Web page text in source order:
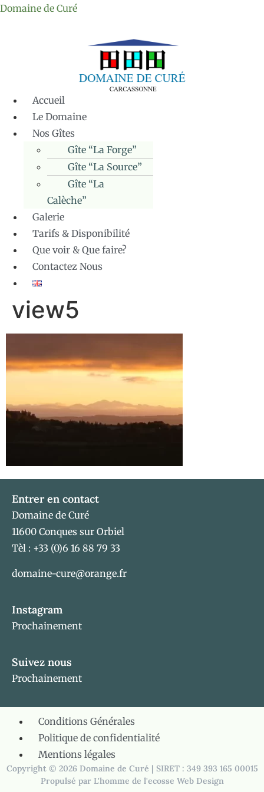
Domaine de Curé
Accueil
Le Domaine
Nos Gîtes
Gîte “La Forge”
Gîte “La Source”
Gîte “La
Calèche”
Galerie
Tarifs & Disponibilité
Que voir & Que faire?
Contactez Nous
view5
Entrer en contact
Domaine de Curé
11600 Conques sur Orbiel
Tèl : +33 (0)6 16 88 79 33
domaine-cure@orange.fr
Instagram
Prochainement
Suivez nous
Prochainement
Conditions Générales
Politique de confidentialité
Mentions légales
Copyright © 2026 Domaine de Curé | SIRET : 349 393 165 00015
Propulsé par L'homme de l'ecosse Web Design